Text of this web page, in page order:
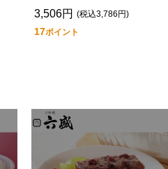
3,506円 (税込3,786円)
17ポイント